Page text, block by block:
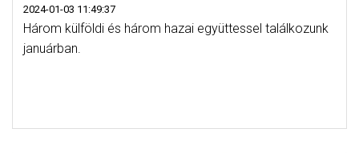
2024-01-03 11:49:37
Három külföldi és három hazai együttessel találkozunk
januárban.